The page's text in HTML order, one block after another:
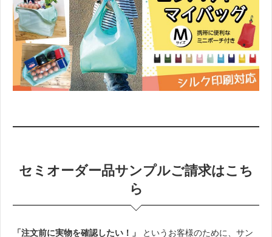
セミオーダー品サンプルご請求はこち
ら
「注文前に実物を確認したい！」
というお客様のために、サン